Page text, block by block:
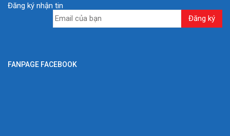
Đăng ký nhận tin
FANPAGE FACEBOOK